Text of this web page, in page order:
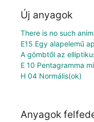
Új anyagok
There is no such
E15 Egy alapelemű
A gömbtől az
E 10 Pentagramma
H 04 Normális(ok)
Anyagok